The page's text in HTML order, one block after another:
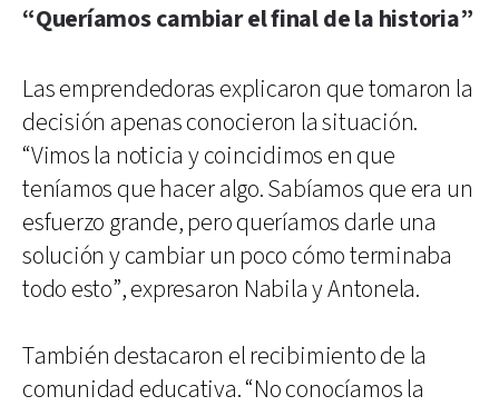
“Queríamos cambiar el final de la historia”
Las emprendedoras explicaron que tomaron la
decisión apenas conocieron la situación.
“Vimos la noticia y coincidimos en que
teníamos que hacer algo. Sabíamos que era un
esfuerzo grande, pero queríamos darle una
solución y cambiar un poco cómo terminaba
todo esto”, expresaron Nabila y Antonela.
También destacaron el recibimiento de la
comunidad educativa. “No conocíamos la